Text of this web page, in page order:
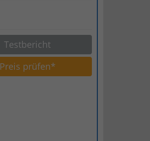
Testbericht
Preis prüfen*